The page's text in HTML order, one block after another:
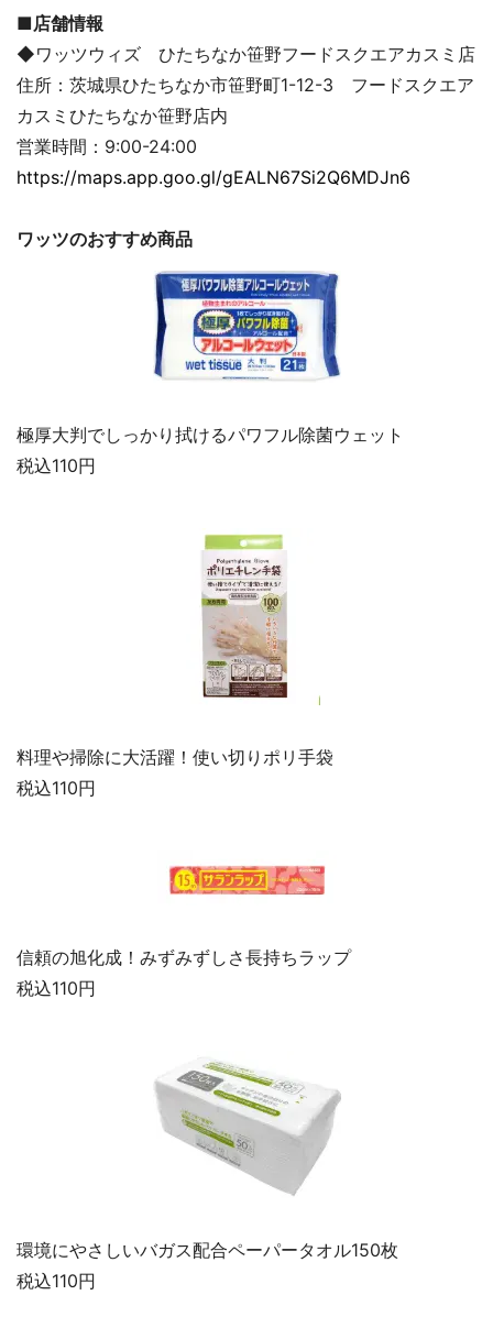
■店舗情報
◆ワッツウィズ ひたちなか笹野フードスクエアカスミ店
住所：茨城県ひたちなか市笹野町1-12-3 フードスクエア
カスミひたちなか笹野店内
営業時間：9:00-24:00
https://maps.app.goo.gl/gEALN67Si2Q6MDJn6
ワッツのおすすめ商品
極厚大判でしっかり拭けるパワフル除菌ウェット
税込110円
料理や掃除に大活躍！使い切りポリ手袋
税込110円
信頼の旭化成！みずみずしさ長持ちラップ
税込110円
環境にやさしいバガス配合ペーパータオル150枚
税込110円